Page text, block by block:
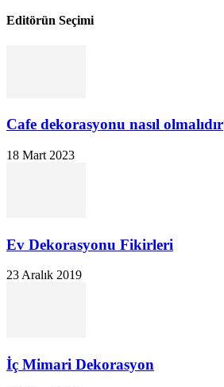
Editörün Seçimi
Cafe dekorasyonu nasıl olmalıdır
18 Mart 2023
Ev Dekorasyonu Fikirleri
23 Aralık 2019
İç Mimari Dekorasyon